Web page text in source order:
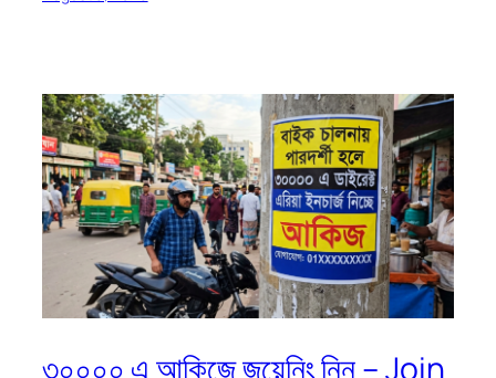
৩০০০০ এ আকিজে জয়েনিং নিন – Join